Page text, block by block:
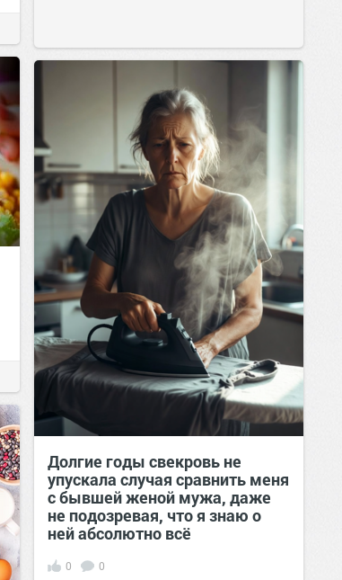
Долгие годы свекровь не
упускала случая сравнить меня
с бывшей женой мужа, даже
не подозревая, что я знаю о
ней абсолютно всё
0 0